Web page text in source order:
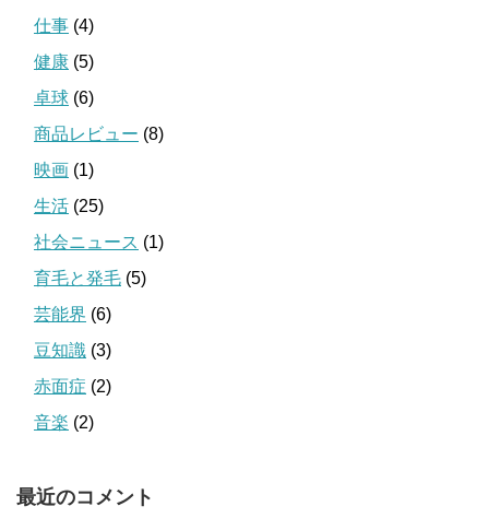
仕事 (4)
健康 (5)
卓球 (6)
商品レビュー (8)
映画 (1)
生活 (25)
社会ニュース (1)
育毛と発毛 (5)
芸能界 (6)
豆知識 (3)
赤面症 (2)
音楽 (2)
最近のコメント